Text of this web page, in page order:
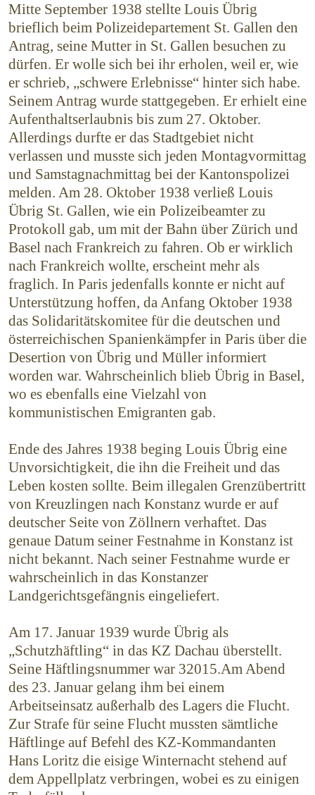
Mitte September 1938 stellte Louis Übrig
brieflich beim Polizeidepartement St. Gallen den
Antrag, seine Mutter in St. Gallen besuchen zu
dürfen. Er wolle sich bei ihr erholen, weil er, wie
er schrieb, „schwere Erlebnisse“ hinter sich habe.
Seinem Antrag wurde stattgegeben. Er erhielt eine
Aufenthaltserlaubnis bis zum 27. Oktober.
Allerdings durfte er das Stadtgebiet nicht
verlassen und musste sich jeden Montagvormittag
und Samstag­nachmittag bei der Kantonspolizei
melden. Am 28. Oktober 1938 verließ Louis
Übrig St. Gallen, wie ein Polizeibeamter zu
Protokoll gab, um mit der Bahn über Zürich und
Basel nach Frankreich zu fahren. Ob er wirklich
nach Frankreich wollte, erscheint mehr als
fraglich. In Paris jedenfalls konnte er nicht auf
Unterstützung hoffen, da Anfang Oktober 1938
das Solidaritätskomitee für die deutschen und
österreichischen Spanienkämpfer in Paris über die
Desertion von Übrig und Müller informiert
worden war. Wahrscheinlich blieb Übrig in Basel,
wo es ebenfalls eine Vielzahl von
kommunistischen Emigranten gab.
Ende des Jahres 1938 beging Louis Übrig eine
Unvor­sichtigkeit, die ihn die Freiheit und das
Leben kosten sollte. Beim illegalen Grenzübertritt
von Kreuzlingen nach Konstanz wurde er auf
deutscher Seite von Zöllnern verhaftet. Das
genaue Datum seiner Festnahme in Konstanz ist
nicht bekannt. Nach seiner Festnahme wurde er
wahrscheinlich in das Konstanzer
Landgerichtsgefängnis eingeliefert.
Am 17. Januar 1939 wurde Übrig als
„Schutzhäftling“ in das KZ Dachau überstellt.
Seine Häftlingsnummer war 32015.Am Abend
des 23. Januar gelang ihm bei einem
Arbeitseinsatz außerhalb des Lagers die Flucht.
Zur Strafe für seine Flucht mussten sämtliche
Häftlinge auf Befehl des KZ-Kommandanten
Hans Loritz die eisige Winternacht stehend auf
dem Appellplatz verbringen, wobei es zu einigen